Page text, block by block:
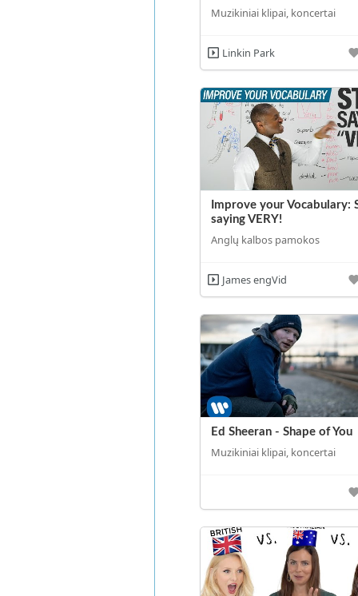
Muzikiniai klipai, koncertai
Linkin Park
Improve your Vocabulary:
saying VERY!
Anglų kalbos pamokos
James engVid
Ed Sheeran - Shape of You
Muzikiniai klipai, koncertai